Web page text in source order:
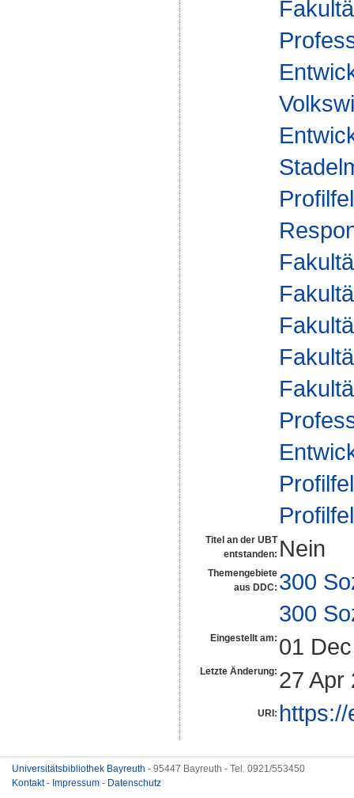
Titel an der UBT
entstanden: Nein
Themengebiete
aus DDC: 300
300
Eingestellt am: 01
Letzte Änderung: 27 Apr
URI:
Universitätsbibliothek Bayreuth - 95447 Bayreuth - Tel. 0921/553450
Kontakt- Impressum - Datenschutz